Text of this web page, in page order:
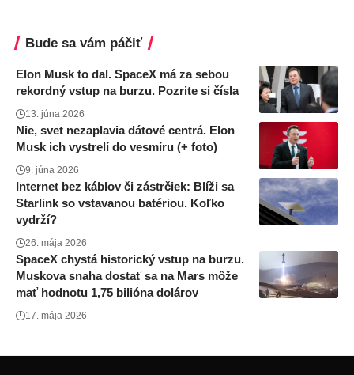
Bude sa vám páčiť
Elon Musk to dal. SpaceX má za sebou
rekordný vstup na burzu. Pozrite si čísla
13. júna 2026
Nie, svet nezaplavia dátové centrá. Elon
Musk ich vystrelí do vesmíru (+ foto)
9. júna 2026
Internet bez káblov či zástrčiek: Blíži sa
Starlink so vstavanou batériou. Koľko
vydrží?
26. mája 2026
SpaceX chystá historický vstup na burzu.
Muskova snaha dostať sa na Mars môže
mať hodnotu 1,75 bilióna dolárov
17. mája 2026